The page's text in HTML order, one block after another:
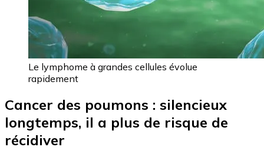
Le lymphome à grandes cellules évolue
rapidement
Cancer des poumons : silencieux
longtemps, il a plus de risque de
récidiver